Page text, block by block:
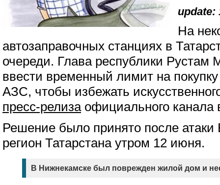
update:
На
автозаправочных станциях в
очереди. Глава республики
ввести временный лимит на
АЗС, чтобы избежать
пресс-релизаофициального канала
Решение было принято после
регион Татарстана утром 12 июня.
В Нижнекамске был поврежден жилой дом и